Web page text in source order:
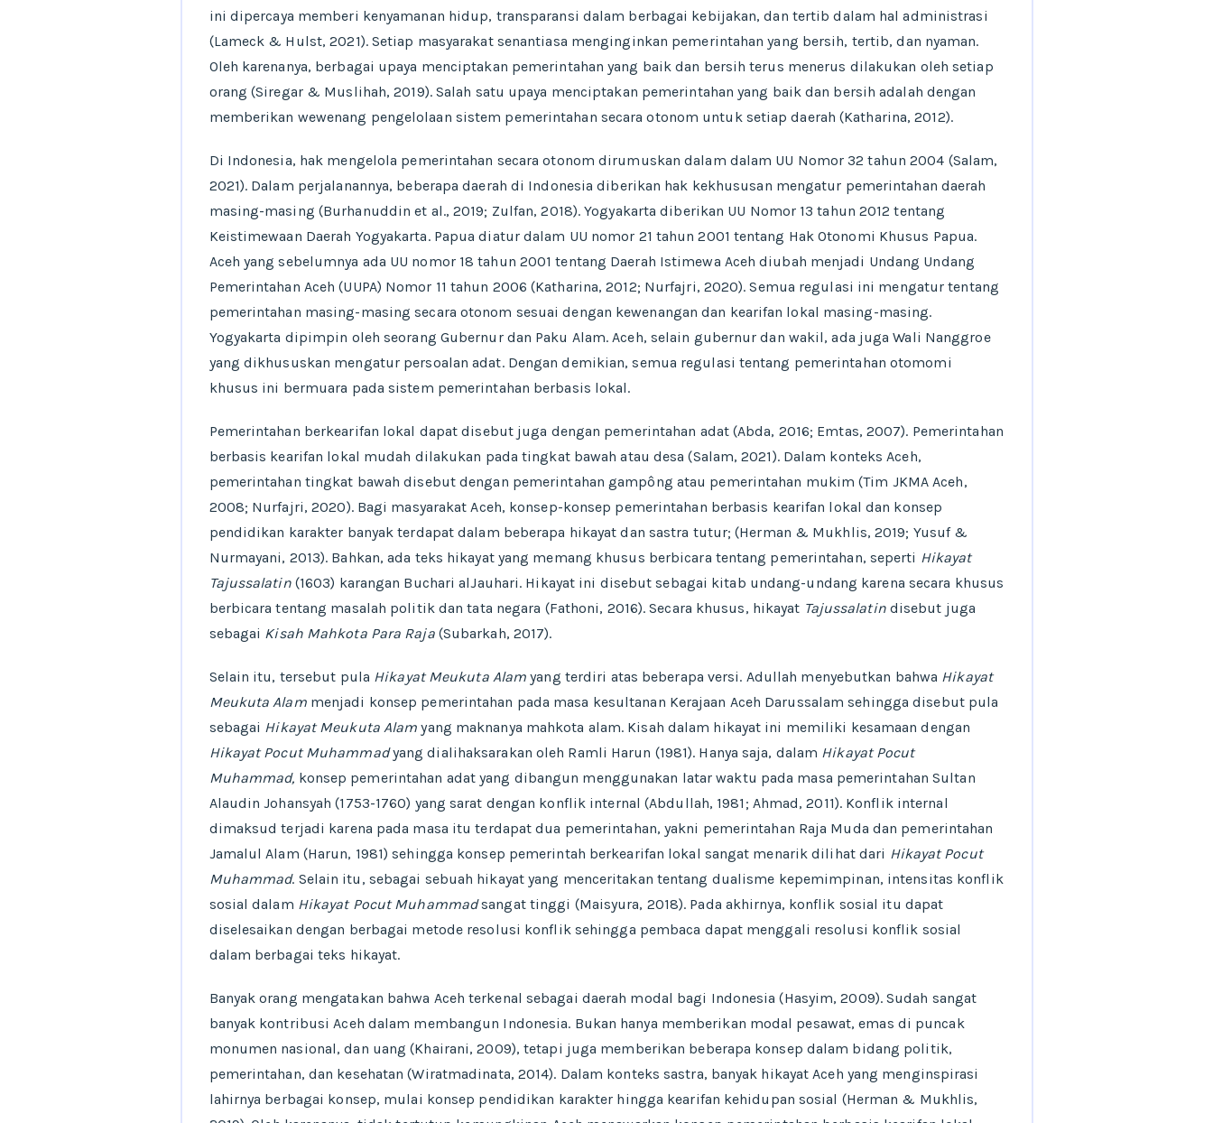
ini dipercaya memberi kenyamanan hidup, transparansi dalam berbagai kebijakan, dan tertib dalam hal administrasi
(Lameck & Hulst, 2021). Setiap masyarakat senantiasa menginginkan pemerintahan yang bersih, tertib, dan nyaman.
Oleh karenanya, berbagai upaya menciptakan pemerintahan yang baik dan bersih terus menerus dilakukan oleh setiap
orang (Siregar & Muslihah, 2019). Salah satu upaya menciptakan pemerintahan yang baik dan bersih adalah dengan
memberikan wewenang pengelolaan sistem pemerintahan secara otonom untuk setiap daerah (Katharina, 2012).
Di Indonesia, hak mengelola pemerintahan secara otonom dirumuskan dalam dalam UU Nomor 32 tahun 2004 (Salam,
2021). Dalam perjalanannya, beberapa daerah di Indonesia diberikan hak kekhususan mengatur pemerintahan daerah
masing-masing (Burhanuddin et al., 2019; Zulfan, 2018). Yogyakarta diberikan UU Nomor 13 tahun 2012 tentang
Keistimewaan Daerah Yogyakarta. Papua diatur dalam UU nomor 21 tahun 2001 tentang Hak Otonomi Khusus Papua.
Aceh yang sebelumnya ada UU nomor 18 tahun 2001 tentang Daerah Istimewa Aceh diubah menjadi Undang Undang
Pemerintahan Aceh (UUPA) Nomor 11 tahun 2006 (Katharina, 2012; Nurfajri, 2020). Semua regulasi ini mengatur tentang
pemerintahan masing-masing secara otonom sesuai dengan kewenangan dan kearifan lokal masing-masing.
Yogyakarta dipimpin oleh seorang Gubernur dan Paku Alam. Aceh, selain gubernur dan wakil, ada juga Wali Nanggroe
yang dikhususkan mengatur persoalan adat. Dengan demikian, semua regulasi tentang pemerintahan otomomi
khusus ini bermuara pada sistem pemerintahan berbasis lokal.
Pemerintahan berkearifan lokal dapat disebut juga dengan pemerintahan adat (Abda, 2016; Emtas, 2007). Pemerintahan
berbasis kearifan lokal mudah dilakukan pada tingkat bawah atau desa (Salam, 2021). Dalam konteks Aceh,
pemerintahan tingkat bawah disebut dengan pemerintahan gampông atau pemerintahan mukim (Tim JKMA Aceh,
2008; Nurfajri, 2020). Bagi masyarakat Aceh, konsep-konsep pemerintahan berbasis kearifan lokal dan konsep
pendidikan karakter banyak terdapat dalam beberapa hikayat dan sastra tutur; (Herman & Mukhlis, 2019; Yusuf &
Nurmayani, 2013). Bahkan, ada teks hikayat yang memang khusus berbicara tentang pemerintahan, seperti Hikayat
Tajussalatin (1603) karangan Buchari alJauhari. Hikayat ini disebut sebagai kitab undang-undang karena secara khusus
berbicara tentang masalah politik dan tata negara (Fathoni, 2016). Secara khusus, hikayat Tajussalatindisebut juga
sebagai Kisah Mahkota Para Raja(Subarkah, 2017).
Selain itu, tersebut pula Hikayat Meukuta Alamyang terdiri atas beberapa versi. Adullah menyebutkan bahwa Hikayat
Meukuta Alam menjadi konsep pemerintahan pada masa kesultanan Kerajaan Aceh Darussalam sehingga disebut pula
sebagai Hikayat Meukuta Alam yang maknanya mahkota alam. Kisah dalam hikayat ini memiliki kesamaan dengan
Hikayat Pocut Muhammadyang dialihaksarakan oleh Ramli Harun (1981). Hanya saja, dalam Hikayat Pocut
Muhammad, konsep pemerintahan adat yang dibangun menggunakan latar waktu pada masa pemerintahan Sultan
Alaudin Johansyah (1753-1760) yang sarat dengan konflik internal (Abdullah, 1981; Ahmad, 2011). Konflik internal
dimaksud terjadi karena pada masa itu terdapat dua pemerintahan, yakni pemerintahan Raja Muda dan pemerintahan
Jamalul Alam (Harun, 1981) sehingga konsep pemerintah berkearifan lokal sangat menarik dilihat dari Hikayat Pocut
Muhammad. Selain itu, sebagai sebuah hikayat yang menceritakan tentang dualisme kepemimpinan, intensitas konflik
sosial dalam Hikayat Pocut Muhammadsangat tinggi (Maisyura, 2018). Pada akhirnya, konflik sosial itu dapat
diselesaikan dengan berbagai metode resolusi konflik sehingga pembaca dapat menggali resolusi konflik sosial
dalam berbagai teks hikayat.
Banyak orang mengatakan bahwa Aceh terkenal sebagai daerah modal bagi Indonesia (Hasyim, 2009). Sudah sangat
banyak kontribusi Aceh dalam membangun Indonesia. Bukan hanya memberikan modal pesawat, emas di puncak
monumen nasional, dan uang (Khairani, 2009), tetapi juga memberikan beberapa konsep dalam bidang politik,
pemerintahan, dan kesehatan (Wiratmadinata, 2014). Dalam konteks sastra, banyak hikayat Aceh yang menginspirasi
lahirnya berbagai konsep, mulai konsep pendidikan karakter hingga kearifan kehidupan sosial (Herman & Mukhlis,